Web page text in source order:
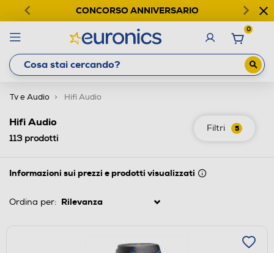
CONCORSO ANNIVERSARIO
0
Tv e Audio Hifi Audio
Filtri 5
Hifi Audio
113prodotti
Informazioni sui prezzi e prodotti visualizzati
Ordina per: